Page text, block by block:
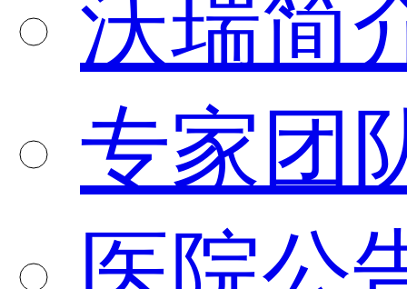
沃瑞简
专家团